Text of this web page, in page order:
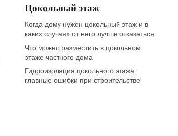
Цокольный этаж
Когда дому нужен цокольный этаж и в
каких случаях от него лучше отказаться
Что можно разместить в цокольном
этаже частного дома
Гидроизоляция цокольного этажа:
главные ошибки при строительстве